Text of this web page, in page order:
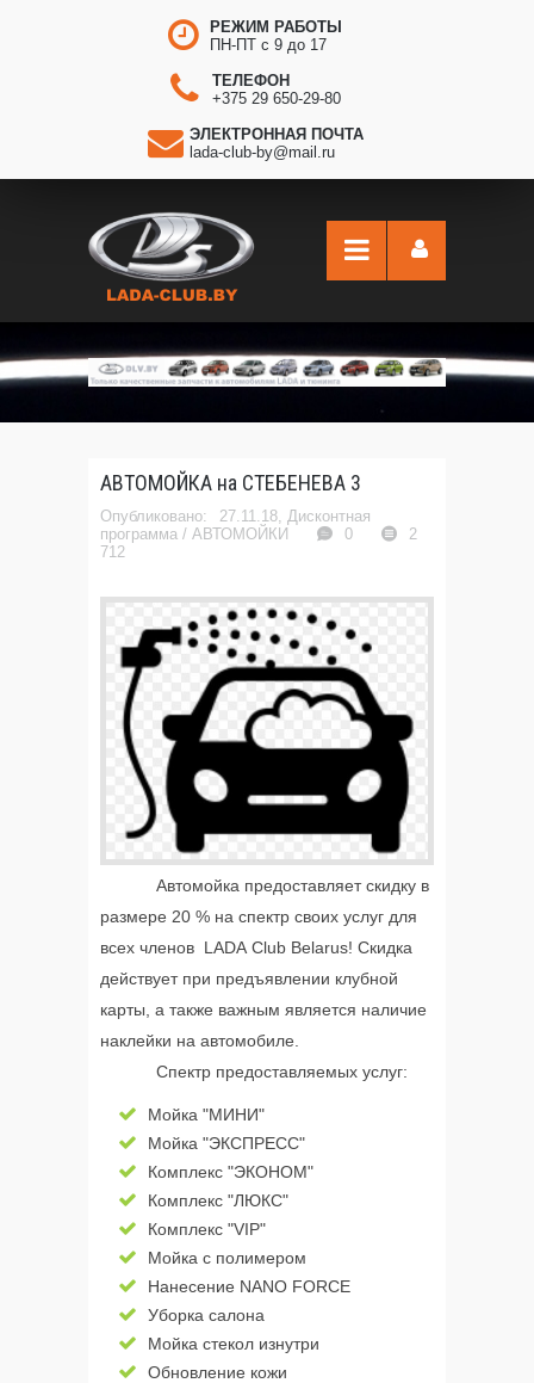
РЕЖИМ РАБОТЫ
ПН-ПТ с 9 до 17
ТЕЛЕФОН
+375 29 650-29-80
ЭЛЕКТРОННАЯ ПОЧТА
lada-club-by@mail.ru
АВТОМОЙКА на СТЕБЕНЕВА 3
27.11.18, Дисконтная
программа / АВТОМОЙКИ 0
2
712
Автомойка предоставляет скидку в
размере 20 % на спектр своих услуг для
всех членов LADA Club Belarus! Скидка
действует при предъявлении клубной
карты, а также важным является наличие
наклейки на автомобиле.
Спектр предоставляемых услуг:
Мойка "МИНИ"
Мойка "ЭКСПРЕСС"
Комплекс "ЭКОНОМ"
Комплекс "ЛЮКС"
Комплекс "VIP"
Мойка с полимером
Нанесение NANO FORCE
Уборка салона
Мойка стекол изнутри
Обновление кожи